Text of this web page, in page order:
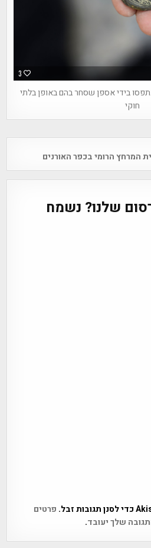
3
נתפסו בידי אספן שסחר בהם באופן בלתי
חוקי
המרחץ הרומי בכפר האורנים
שלנו? נשמח
פרטים
שלך יעובד.